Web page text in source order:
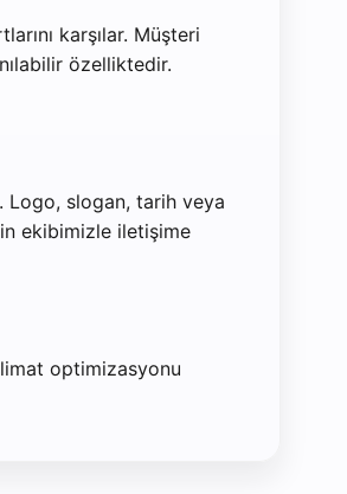
karşılar. Müşteri
özelliktedir.
Logo, slogan, tarih veya
ekibimizle iletişime
optimizasyonu